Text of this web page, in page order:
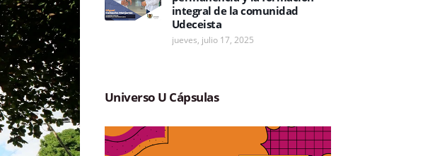
integral de la comunidad
Udeceista
jueves, julio 17, 2025
Universo U Cápsulas